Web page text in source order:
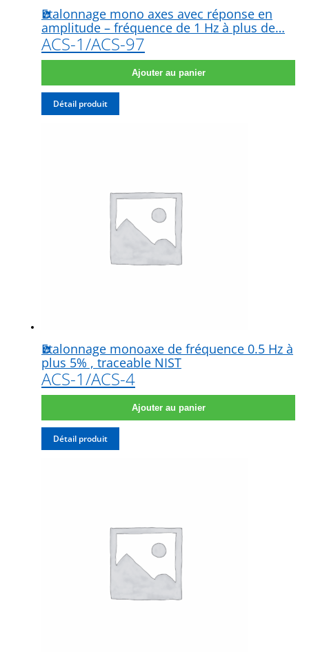
Etalonnage mono axes avec réponse en
amplitude – fréquence de 1 Hz à plus de…
ACS-1/ACS-97
Ajouter au panier
Détail produit
Etalonnage monoaxe de fréquence 0.5 Hz à
plus 5% , traceable NIST
ACS-1/ACS-4
Ajouter au panier
Détail produit